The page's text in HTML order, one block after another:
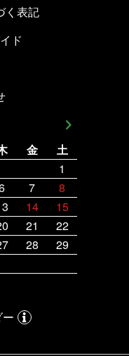
く表記
ド
金
土
1
7
8
14
15
21
22
28
29